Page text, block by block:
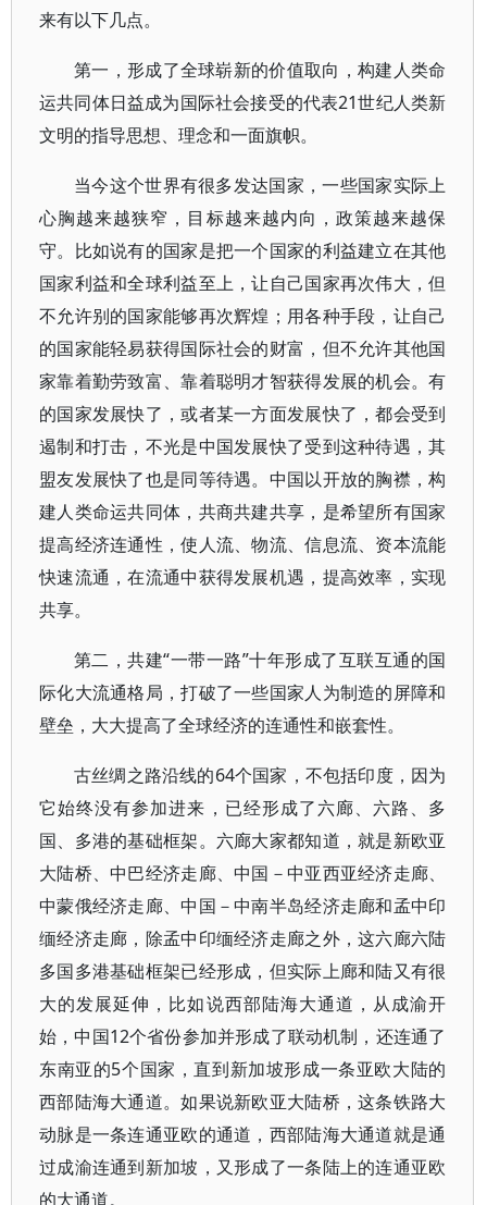
来有以下几点。
第一，形成了全球崭新的价值取向，构建人类命
运共同体日益成为国际社会接受的代表21世纪人类新
文明的指导思想、理念和一面旗帜。
当今这个世界有很多发达国家，一些国家实际上
心胸越来越狭窄，目标越来越内向，政策越来越保
守。比如说有的国家是把一个国家的利益建立在其他
国家利益和全球利益至上，让自己国家再次伟大，但
不允许别的国家能够再次辉煌；用各种手段，让自己
的国家能轻易获得国际社会的财富，但不允许其他国
家靠着勤劳致富、靠着聪明才智获得发展的机会。有
的国家发展快了，或者某一方面发展快了，都会受到
遏制和打击，不光是中国发展快了受到这种待遇，其
盟友发展快了也是同等待遇。中国以开放的胸襟，构
建人类命运共同体，共商共建共享，是希望所有国家
提高经济连通性，使人流、物流、信息流、资本流能
快速流通，在流通中获得发展机遇，提高效率，实现
共享。
第二，共建“一带一路”十年形成了互联互通的国
际化大流通格局，打破了一些国家人为制造的屏障和
壁垒，大大提高了全球经济的连通性和嵌套性。
古丝绸之路沿线的64个国家，不包括印度，因为
它始终没有参加进来，已经形成了六廊、六路、多
国、多港的基础框架。六廊大家都知道，就是新欧亚
大陆桥、中巴经济走廊、中国－中亚西亚经济走廊、
中蒙俄经济走廊、中国－中南半岛经济走廊和孟中印
缅经济走廊，除孟中印缅经济走廊之外，这六廊六陆
多国多港基础框架已经形成，但实际上廊和陆又有很
大的发展延伸，比如说西部陆海大通道，从成渝开
始，中国12个省份参加并形成了联动机制，还连通了
东南亚的5个国家，直到新加坡形成一条亚欧大陆的
西部陆海大通道。如果说新欧亚大陆桥，这条铁路大
动脉是一条连通亚欧的通道，西部陆海大通道就是通
过成渝连通到新加坡，又形成了一条陆上的连通亚欧
的大通道。